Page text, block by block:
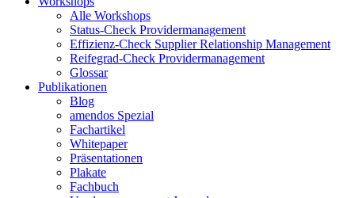
Alle Workshops
Status-Check Providermanagement
Effizienz-Check Supplier Relationship Management
Reifegrad-Check Providermanagement
Glossar
Publikationen
Blog
amendos Spezial
Fachartikel
Whitepaper
Präsentationen
Plakate
Fachbuch